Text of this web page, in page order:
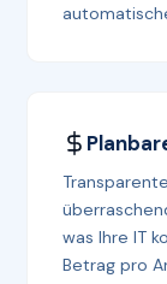
was Ihre IT
Betrag pro